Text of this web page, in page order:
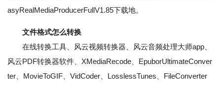
asyRealMediaProducerFullV1.85下载地。
文件格式怎么转换
在线转换工具、风云视频转换器、风云音频处理大师app、
风云PDF转换器软件、XMediaRecode、EpuborUltimateConver
ter、MovieToGIF、VidCoder、LosslessTunes、FileConverter